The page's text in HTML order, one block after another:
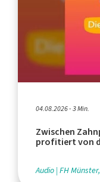
04.08.2026 - 3 Min.
Zwischen
profitiert von
Audio FH